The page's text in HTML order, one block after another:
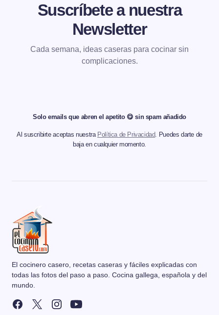
Suscríbete a nuestra
Newsletter
Cada semana, ideas caseras para cocinar sin
complicaciones.
Solo emails que abren el apetito 😋 sin spam añadido
Al suscribirte aceptas nuestra Política de Privacidad. Puedes darte de
baja en cualquier momento.
El cocinero casero, recetas caseras y fáciles explicadas con
todas las fotos del paso a paso. Cocina gallega, española y del
mundo.